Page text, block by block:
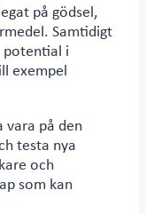
på gödsel,
Samtidigt
potential i
exempel
vara på den
testa nya
och
som kan